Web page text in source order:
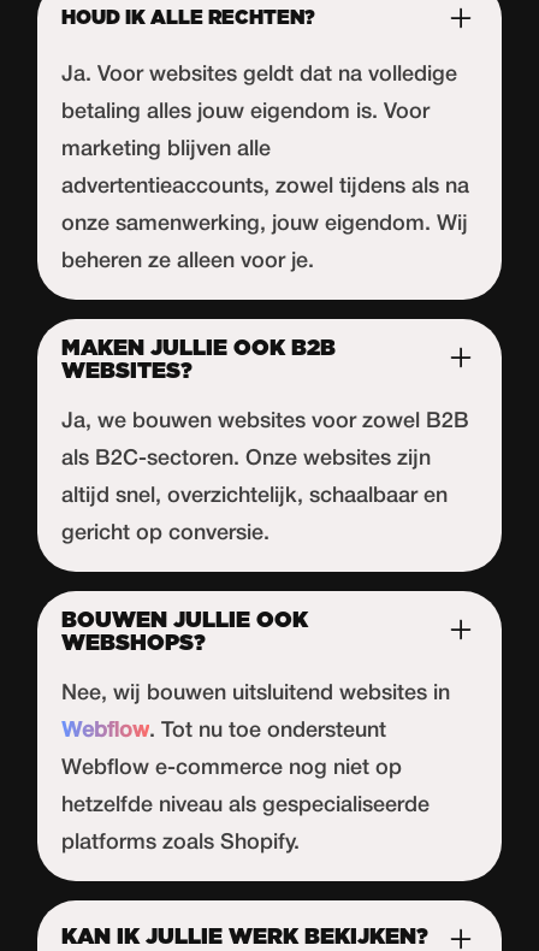
HOUD IK ALLE RECHTEN?
Ja. Voor websites geldt dat na volledige
betaling alles jouw eigendom is. Voor
marketing blijven alle
advertentieaccounts, zowel tijdens als na
onze samenwerking, jouw eigendom. Wij
beheren ze alleen voor je.
MAKEN JULLIE OOK B2B
WEBSITES?
Ja, we bouwen websites voor zowel B2B
als B2C-sectoren. Onze websites zijn
altijd snel, overzichtelijk, schaalbaar en
gericht op conversie.
BOUWEN JULLIE OOK
WEBSHOPS?
Nee, wij bouwen uitsluitend websites in
Webflow. Tot nu toe ondersteunt
Webflow e-commerce nog niet op
hetzelfde niveau als gespecialiseerde
platforms zoals Shopify.
KAN IK JULLIE WERK BEKIJKEN?